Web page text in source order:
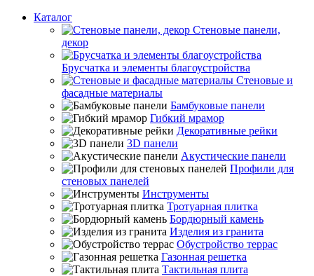
Каталог
Стеновые панели,
декор
Брусчатка и элементы благоустройства
Стеновые и
фасадные материалы
Бамбуковые панели
Гибкий мрамор
Декоративные рейки
3D панели
Акустические панели
Профили для
стеновых панелей
Инструменты
Тротуарная плитка
Бордюрный камень
Изделия из гранита
Обустройство террас
Газонная решетка
Тактильная плита